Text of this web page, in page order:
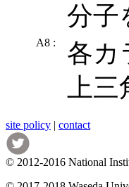
分子
A8 :
各カ
上
site policy | contact
© 2012-2016 National